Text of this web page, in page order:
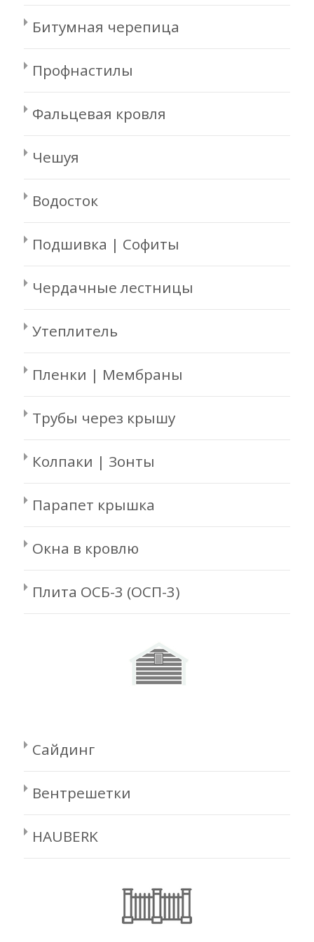
Битумная черепица
Профнастилы
Фальцевая кровля
Чешуя
Водосток
Подшивка | Софиты
Чердачные лестницы
Утеплитель
Пленки | Мембраны
Трубы через крышу
Колпаки | Зонты
Парапет крышка
Окна в кровлю
Плита ОСБ-3 (ОСП-3)
Сайдинг
Вентрешетки
HAUBERK